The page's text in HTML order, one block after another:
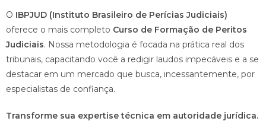
O IBPJUD (Instituto Brasileiro de Perícias Judiciais)
oferece o mais completo Curso de Formação de Peritos
Judiciais. Nossa metodologia é focada na prática real dos
tribunais, capacitando você a redigir laudos impecáveis e a se
destacar em um mercado que busca, incessantemente, por
especialistas de confiança.
Transforme sua expertise técnica em autoridade jurídica.